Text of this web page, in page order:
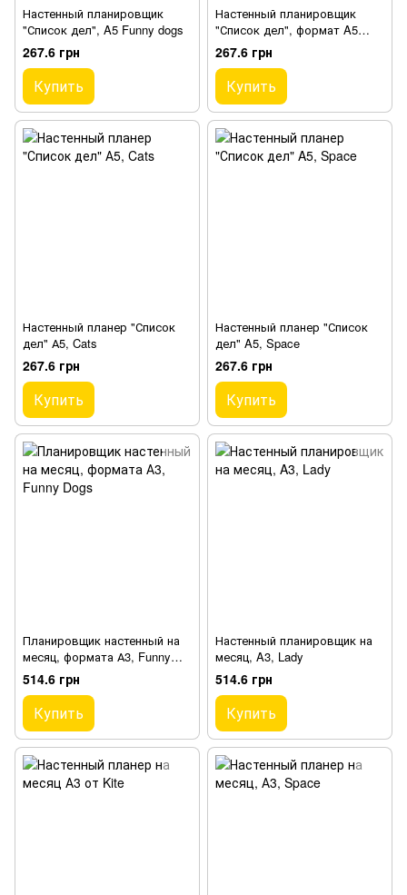
Настенный планировщик
"Список дел", A5 Funny dogs
267.6 грн
Купить
Настенный планировщик
"Список дел", формат A5
Lady
267.6 грн
Купить
Настенный планер "Список
дел" А5, Cats
267.6 грн
Купить
Настенный планер "Список
дел" A5, Space
267.6 грн
Купить
Планировщик настенный на
месяц, формата А3, Funny
Dogs
514.6 грн
Купить
Настенный планировщик на
месяц, A3, Lady
514.6 грн
Купить